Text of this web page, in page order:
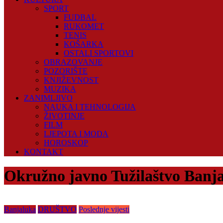
SPORT
FUDBAL
RUKOMET
TENIS
KOŠARKA
OSTALI SPORTOVI
OBRAZOVANJE
POZORIŠTE
KNJIŽEVNOST
MUZIKA
ZANIMLJIVO
NAUKA I TEHNOLOGIJA
ŽIVOTINJE
FILM
LJEPOTA I MODA
HOROSKOP
KONTAKT
Okružno javno Tužilaštvo
Banjaluka DRUŠTVO Poslednje vijesti